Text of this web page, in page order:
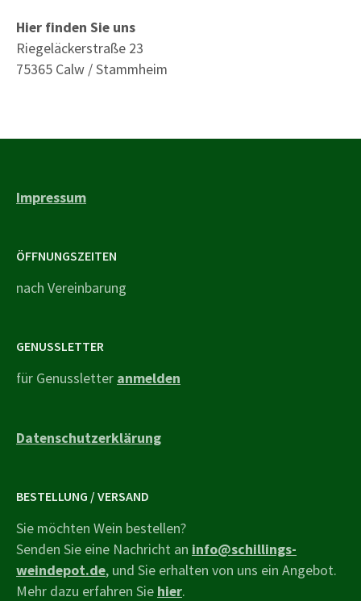
Hier finden Sie uns
Riegeläckerstraße 23
75365 Calw / Stammheim
Impressum
ÖFFNUNGSZEITEN
nach Vereinbarung
GENUSSLETTER
für Genussletter anmelden
Datenschutzerklärung
BESTELLUNG / VERSAND
Sie möchten Wein bestellen?
Senden Sie eine Nachricht an info@schillings-
weindepot.de, und Sie erhalten von uns ein Angebot.
Mehr dazu erfahren Sie hier.